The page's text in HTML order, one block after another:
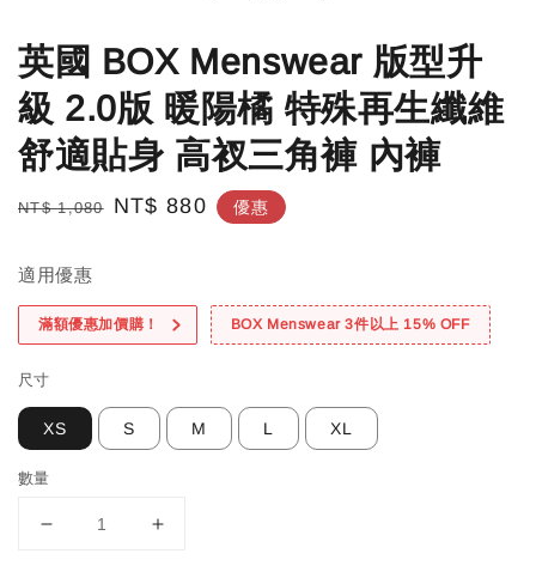
英國 BOX Menswear 版型升
級 2.0版 暖陽橘 特殊再生纖維
舒適貼身 高衩三角褲 內褲
Regular
NT$ 1,080
Sale
NT$ 880 優惠
適用優惠
滿額優惠加價購！ BOX Menswear 3件以上 15% OFF
尺寸
XS S M L XL
數量